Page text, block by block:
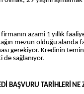
azami 1 yıllık
mezun olduğu alanda
gerekiyor. Kredinin
sağlanıyor.
BAŞVURU TARİHLERİ